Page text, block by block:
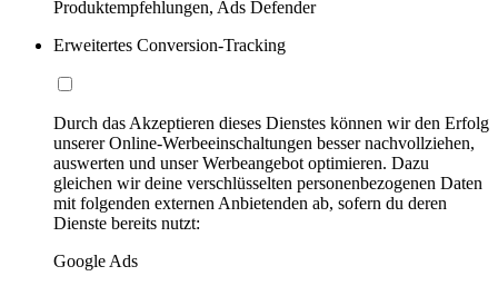
Produktempfehlungen, Ads Defender
Erweitertes Conversion-Tracking
Durch das Akzeptieren dieses Dienstes können wir den Erfolg
unserer Online-Werbeeinschaltungen besser nachvollziehen,
auswerten und unser Werbeangebot optimieren. Dazu
gleichen wir deine verschlüsselten personenbezogenen Daten
mit folgenden externen Anbietenden ab, sofern du deren
Dienste bereits nutzt:
Google Ads